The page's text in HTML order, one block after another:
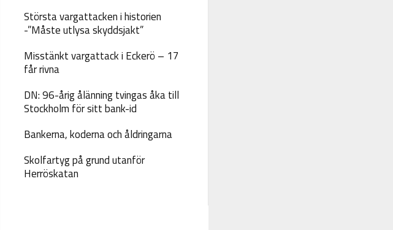
Största vargattacken i historien
-”Måste utlysa skyddsjakt”
Misstänkt vargattack i Eckerö – 17
får rivna
DN: 96-årig ålänning tvingas åka till
Stockholm för sitt bank-id
Bankerna, koderna och åldringarna
Skolfartyg på grund utanför
Herröskatan